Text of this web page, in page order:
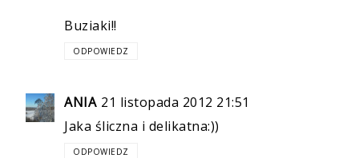
Buziaki!!
ODPOWIEDZ
ANIA 21 listopada 2012 21:51
Jaka śliczna i delikatna:))
ODPOWIEDZ